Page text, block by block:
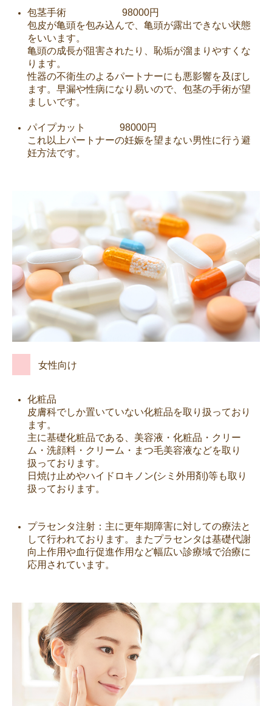
包茎手術 98000円
包皮が亀頭を包み込んで、亀頭が露出できない状態
をいいます。
亀頭の成長が阻害されたり、恥垢が溜まりやすくな
ります。
性器の不衛生のよるパートナーにも悪影響を及ぼし
ます。早漏や性病になり易いので、包茎の手術が望
ましいです。
パイプカット 98000円
これ以上パートナーの妊娠を望まない男性に行う避
妊方法です。
女性向け
化粧品
皮膚科でしか置いていない化粧品を取り扱っており
ます。
主に基礎化粧品である、美容液・化粧品・クリー
ム・洗顔料・クリーム・まつ毛美容液などを取り
扱っております。
日焼け止めやハイドロキノン(シミ外用剤)等も取り
扱っております。
プラセンタ注射：主に更年期障害に対しての療法と
して行われております。またプラセンタは基礎代謝
向上作用や血行促進作用など幅広い診療域で治療に
応用されています。